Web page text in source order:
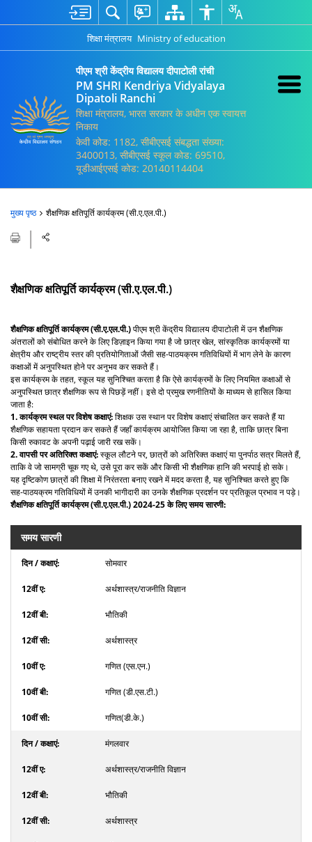
शिक्षा मंत्रालय Ministry of education
पीएम श्री केंद्रीय विद्यालय दीपाटोली रांची
PM SHRI Kendriya Vidyalaya
Dipatoli Ranchi
शिक्षा मंत्रालय, भारत सरकार के अधीन एक स्वायत्त
निकाय
केवी कोड: 1182, सीबीएसई संबद्धता संख्या:
3400013, सीबीएसई स्कूल कोड: 69510,
यूडीआईएसई कोड: 20140114404
मुख्य पृष्ठ शैक्षणिक क्षतिपूर्ति कार्यक्रम (सी.ए.एल.पी.)
शैक्षणिक क्षतिपूर्ति कार्यक्रम (सी.ए.एल.पी.)
शैक्षणिक क्षतिपूर्ति कार्यक्रम (सी.ए.एल.पी.)पीएम श्री केंद्रीय विद्यालय दीपाटोली में उन शैक्षणिक
अंतरालों को संबोधित करने के लिए डिज़ाइन किया गया है जो छात्र खेल, सांस्कृतिक कार्यक्रमों या
क्षेत्रीय और राष्ट्रीय स्तर की प्रतियोगिताओं जैसी सह-पाठयक्रम गतिविधियों में भाग लेने के कारण
कक्षाओं में अनुपस्थित होने पर अनुभव कर सकते हैं।
इस कार्यक्रम के तहत, स्कूल यह सुनिश्चित करता है कि ऐसे कार्यक्रमों के लिए नियमित कक्षाओं से
अनुपस्थित छात्र शैक्षणिक रूप से पिछड़ें नहीं। इसे दो प्रमुख रणनीतियों के माध्यम से हासिल किया
जाता है:
1. कार्यक्रम स्थल पर विशेष कक्षाएं:शिक्षक उस स्थान पर विशेष कक्षाएं संचालित कर सकते हैं या
शैक्षणिक सहायता प्रदान कर सकते हैं जहाँ कार्यक्रम आयोजित किया जा रहा है, ताकि छात्र बिना
किसी रुकावट के अपनी पढ़ाई जारी रख सकें।
2. वापसी पर अतिरिक्त कक्षाएं:स्कूल लौटने पर, छात्रों को अतिरिक्त कक्षाएं या पुनर्पाठ सत्र मिलते हैं,
ताकि वे जो सामग्री चूक गए थे, उसे पूरा कर सकें और किसी भी शैक्षणिक हानि की भरपाई हो सके।
यह दृष्टिकोण छात्रों की शिक्षा में निरंतरता बनाए रखने में मदद करता है, यह सुनिश्चित करते हुए कि
सह-पाठयक्रम गतिविधियों में उनकी भागीदारी का उनके शैक्षणिक प्रदर्शन पर प्रतिकूल प्रभाव न पड़े।
शैक्षणिक क्षतिपूर्ति कार्यक्रम (सी.ए.एल.पी.) 2024-25 के लिए समय सारणी:
समय सारणी
सोमवार
अर्थशास्त्र/राजनीति विज्ञान
भौतिकी
अर्थशास्त्र
गणित (एस.एन.)
गणित (डी.एस.टी.)
गणित(डी.के.)
मंगलवार
अर्थशास्त्र/राजनीति विज्ञान
भौतिकी
अर्थशास्त्र